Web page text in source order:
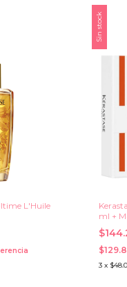
L'Huile
Sin stock
ml +
3 x